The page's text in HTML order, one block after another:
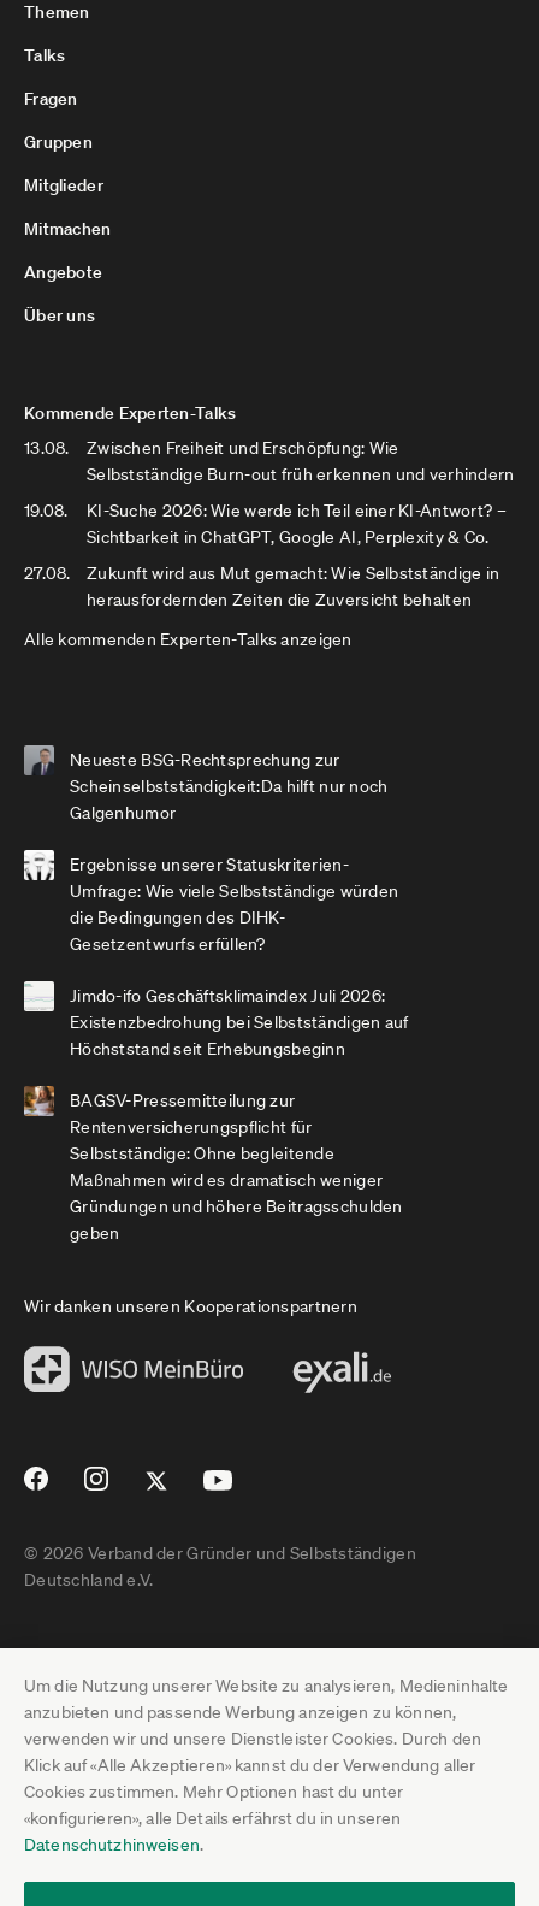
Um die Nutzung unserer Website zu analysieren, Medieninhalte
anzubieten und passende Werbung anzeigen zu können,
verwenden wir und unsere Dienstleister Cookies. Durch den
Klick auf «Alle Akzeptieren» kannst du der Verwendung aller
Cookies zustimmen. Mehr Optionen hast du unter
«konfigurieren», alle Details erfährst du in unseren
Datenschutzhinweisen.
Themen
Talks
Fragen
Gruppen
Mitglieder
Mitmachen
Angebote
Über uns
Kommende Experten-Talks
13.08.
Zwischen Freiheit und Erschöpfung: Wie
Selbstständige Burn-out früh erkennen und verhindern
19.08.
KI-Suche 2026: Wie werde ich Teil einer KI-Antwort? –
Sichtbarkeit in ChatGPT, Google AI, Perplexity & Co.
27.08.
Zukunft wird aus Mut gemacht: Wie Selbstständige in
herausfordernden Zeiten die Zuversicht behalten
Alle kommenden Experten-Talks anzeigen
Neueste BSG-Rechtsprechung zur
Scheinselbstständigkeit:Da hilft nur noch
Galgenhumor
Ergebnisse unserer Statuskriterien-
Umfrage: Wie viele Selbstständige würden
die Bedingungen des DIHK-
Gesetzentwurfs erfüllen?
Jimdo-ifo Geschäftsklimaindex Juli 2026:
Existenzbedrohung bei Selbstständigen auf
Höchststand seit Erhebungsbeginn
BAGSV-Pressemitteilung zur
Rentenversicherungspflicht für
Selbstständige: Ohne begleitende
Maßnahmen wird es dramatisch weniger
Gründungen und höhere Beitragsschulden
geben
Wir danken unseren Kooperationspartnern
© 2026 Verband der Gründer und Selbstständigen
Deutschland e.V.
Impressum
Datenschutz
Pressebereich
Jobs